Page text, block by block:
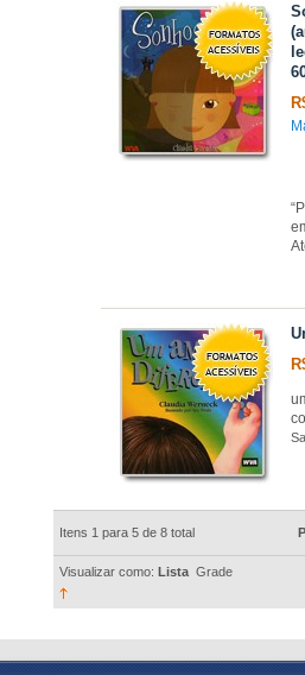
Itens 1 para 5 de 8 total
Visualizar como: Lista Grade